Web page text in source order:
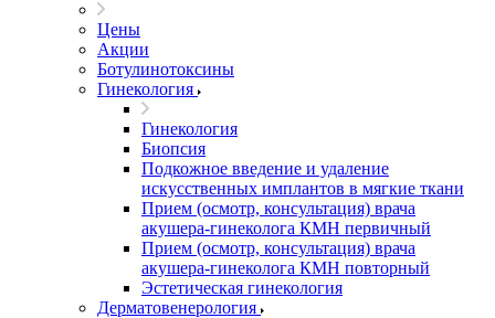
Цены
Акции
Ботулинотоксины
Гинекология
Гинекология
Биопсия
Подкожное введение и удаление
искусственных имплантов в мягкие ткани
Прием (осмотр, консультация) врача
акушера-гинеколога КМН первичный
Прием (осмотр, консультация) врача
акушера-гинеколога КМН повторный
Эстетическая гинекология
Дерматовенерология